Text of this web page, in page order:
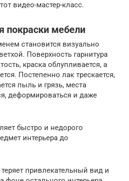
видео-мастер-класс.
покраски мебели
становится визуально
Поверхность гарнитура
краска облупливается, а
Постепенно лак трескается,
пыль и грязь, места
деформироваться и даже
быстро и недорого
интерьера до
привлекательный вид и